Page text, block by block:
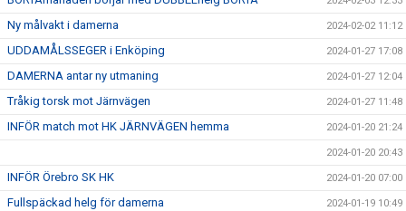
Ny målvakt i damerna 2024-02-02 11:12
UDDAMÅLSSEGER i Enköping 2024-01-27 17:08
DAMERNA antar ny utmaning 2024-01-27 12:04
Tråkig torsk mot Järnvägen 2024-01-27 11:48
INFÖR match mot HK JÄRNVÄGEN hemma 2024-01-20 21:24
2024-01-20 20:43
INFÖR Örebro SK HK 2024-01-20 07:00
Fullspäckad helg för damerna 2024-01-19 10:49